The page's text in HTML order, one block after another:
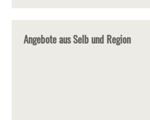
Angebote aus Selb und Region